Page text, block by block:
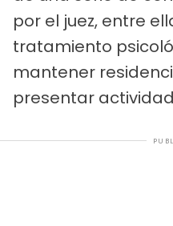
por el juez, entre
tratamiento
mantener
presentar